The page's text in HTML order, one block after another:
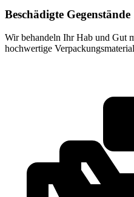
Beschädigte Gegenstände
Wir behandeln Ihr Hab und Gut
hochwertige